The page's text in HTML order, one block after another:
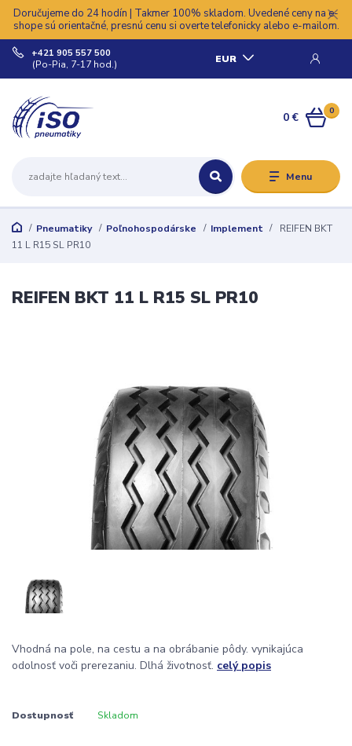
Doručujeme do 24 hodín | Takmer 100% skladom. Uvedené ceny na e-
shope sú orientačné, presnú cenu si overte telefonicky alebo e-mailom.
Menu
EUR
+421 905 557 500
(Po-Pia, 7-17 hod.)
0
0 €
Pneumatiky Poľnohospodárske Implement
REIFEN BKT
11 L R15 SL PR10
REIFEN BKT 11 L R15 SL PR10
Vhodná na pole, na cestu a na obrábanie pôdy. vynikajúca
odolnosť voči prerezaniu. Dlhá životnosť. celý popis
Dostupnosť Skladom